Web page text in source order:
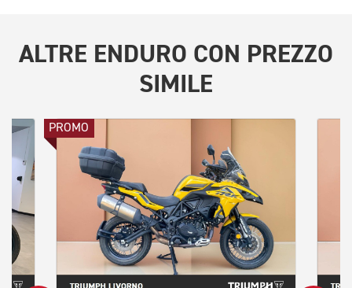
ALTRE ENDURO CON PREZZO
SIMILE
PROMO